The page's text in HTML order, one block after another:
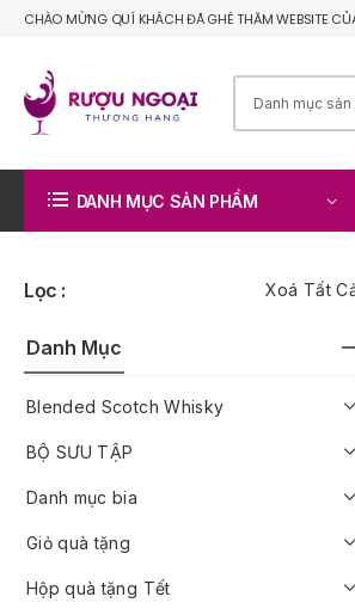
CHÀO MỪNG QUÍ KHÁCH ĐÃ GHÉ THĂM WEBSITE
DANH MỤC SẢN PHẨM
Lọc : Xoá Tất
Danh Mục
Blended Scotch Whisky
BỘ SƯU TẬP
Danh mục bia
Giỏ quà tặng
Hộp quà tặng Tết